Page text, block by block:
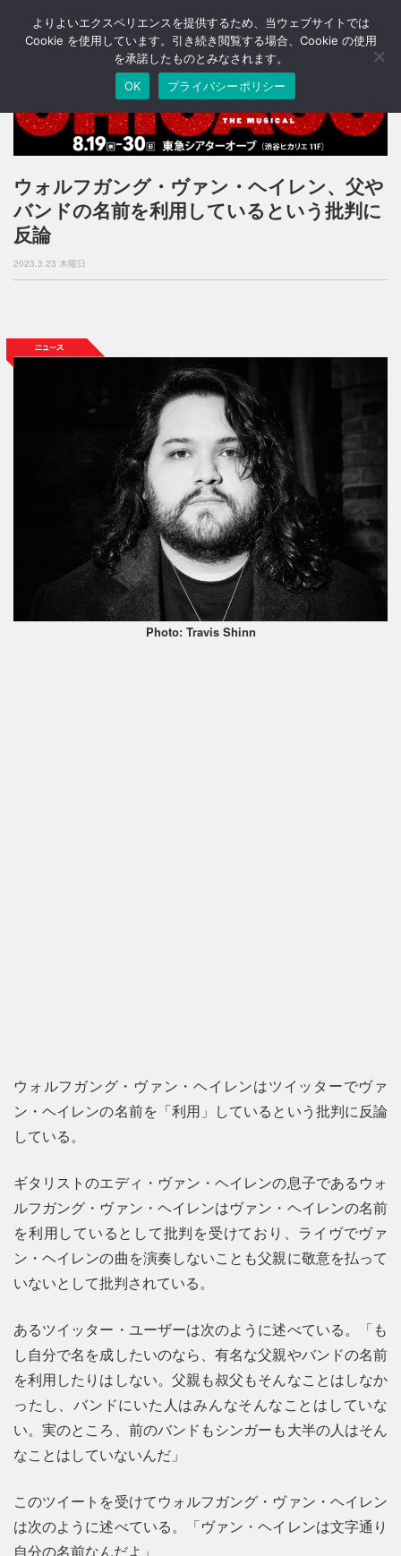
T
o
n
v
g
a
n
ウォルフガング・ヴァン・ヘイレン、父や
バンドの名前を利用しているという批判に
反論
2023.3.23 木曜日
Photo: Travis Shinn
ウォルフガング・ヴァン・ヘイレンはツイッターでヴァ
ン・ヘイレンの名前を「利用」しているという批判に反論
している。
ギタリストのエディ・ヴァン・ヘイレンの息子であるウォ
ルフガング・ヴァン・ヘイレンはヴァン・ヘイレンの名前
を利用しているとして批判を受けており、ライヴでヴァ
ン・ヘイレンの曲を演奏しないことも父親に敬意を払って
いないとして批判されている。
あるツイッター・ユーザーは次のように述べている。「も
し自分で名を成したいのなら、有名な父親やバンドの名前
を利用したりはしない。父親も叔父もそんなことはしなか
ったし、バンドにいた人はみんなそんなことはしていな
い。実のところ、前のバンドもシンガーも大半の人はそん
なことはしていないんだ」
このツイートを受けてウォルフガング・ヴァン・ヘイレン
は次のように述べている。「ヴァン・ヘイレンは文字通り
自分の名前なんだよ」
よりよいエクスペリエンスを提供するため、当ウェブサイトでは
Cookie を使用しています。引き続き閲覧する場合、Cookie の使用
を承諾したものとみなされます。
OK
プライバシーポリシー